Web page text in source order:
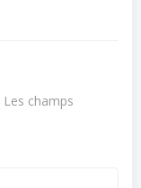
Les champs